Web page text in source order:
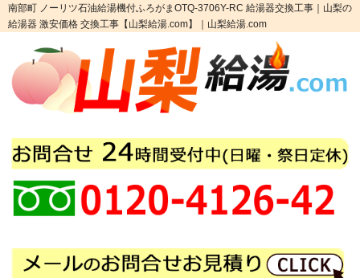
南部町 ノーリツ石油給湯機付ふろがまOTQ-3706Y-RC 給湯器交換工事｜山梨の
給湯器 激安価格 交換工事【山梨給湯.com】｜山梨給湯.com